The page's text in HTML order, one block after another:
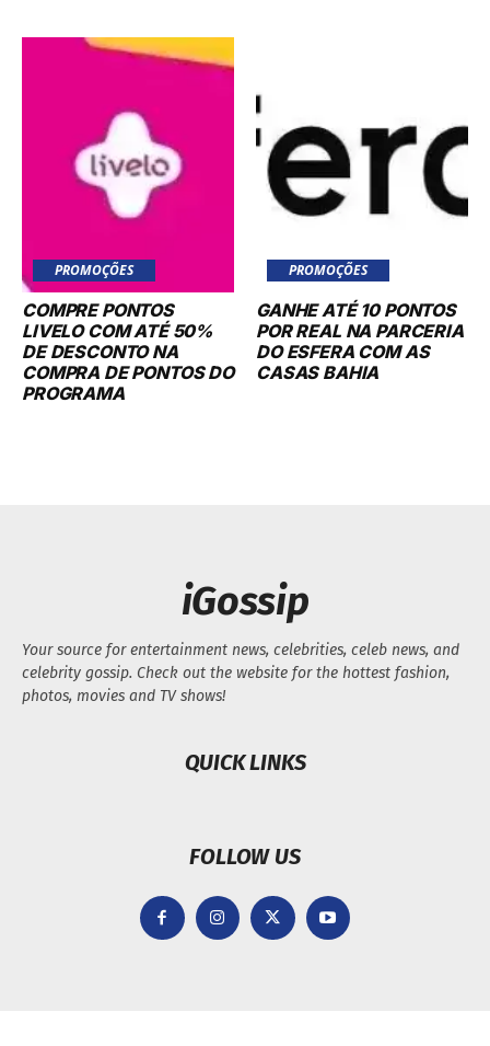
PROMOÇÕES
COMPRE PONTOS
LIVELO COM ATÉ 50%
DE DESCONTO NA
COMPRA DE PONTOS DO
PROGRAMA
PROMOÇÕES
GANHE ATÉ 10 PONTOS
POR REAL NA PARCERIA
DO ESFERA COM AS
CASAS BAHIA
iGossip
Your source for entertainment news, celebrities, celeb news, and
celebrity gossip. Check out the website for the hottest fashion,
photos, movies and TV shows!
QUICK LINKS
FOLLOW US